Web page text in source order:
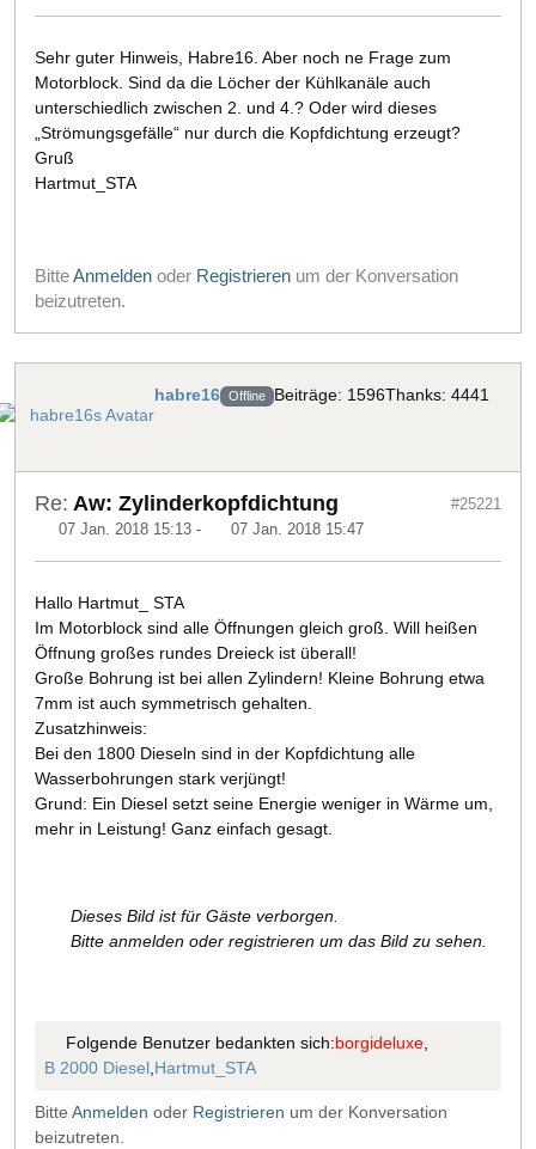
Sehr guter Hinweis, Habre16. Aber noch ne Frage zum
Motorblock. Sind da die Löcher der Kühlkanäle auch
unterschiedlich zwischen 2. und 4.? Oder wird dieses
„Strömungsgefälle“ nur durch die Kopfdichtung erzeugt?
Gruß
Hartmut_STA
BitteAnmelden oder Registrieren um der Konversation
beizutreten.
habre16 Offline Beiträge: 1596Thanks: 4441
Re: Aw: Zylinderkopfdichtung
07 Jan. 2018 15:13 - 07 Jan. 2018 15:47
#25221
Hallo Hartmut_ STA
Im Motorblock sind alle Öffnungen gleich groß. Will heißen
Öffnung großes rundes Dreieck ist überall!
Große Bohrung ist bei allen Zylindern! Kleine Bohrung etwa
7mm ist auch symmetrisch gehalten.
Zusatzhinweis:
Bei den 1800 Dieseln sind in der Kopfdichtung alle
Wasserbohrungen stark verjüngt!
Grund: Ein Diesel setzt seine Energie weniger in Wärme um,
mehr in Leistung! Ganz einfach gesagt.
Dieses Bild ist für Gäste verborgen.
Bitte anmelden oder registrieren um das Bild zu sehen.
Folgende Benutzer bedankten sich:borgideluxe,
B 2000 Diesel,Hartmut_STA
Bitte Anmelden oder Registrieren um der Konversation
beizutreten.